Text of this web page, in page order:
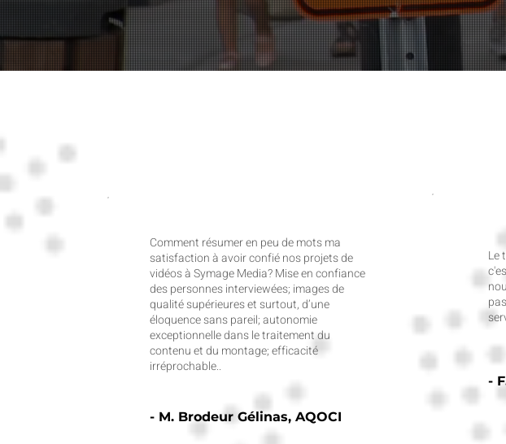
Nous avons eu le plaisir de collaborer avec
Orient et de Chine. Des diffuseurs
Comment résumer en peu de mots ma
satisfaction à avoir confié nos projets de
vidéos à Symage Media? Mise en confiance
des personnes interviewées; images de
qualité supérieures et surtout, d’une
éloquence sans pareil; autonomie
exceptionnelle dans le traitement du
contenu et du montage; efficacité
irréprochable..
- M. Brodeur Gélinas, AQOCI
Le
-